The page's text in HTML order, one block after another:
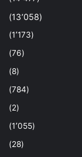
(13٬058)
(1٬173)
(76)
(8)
(784)
(2)
(1٬055)
(28)